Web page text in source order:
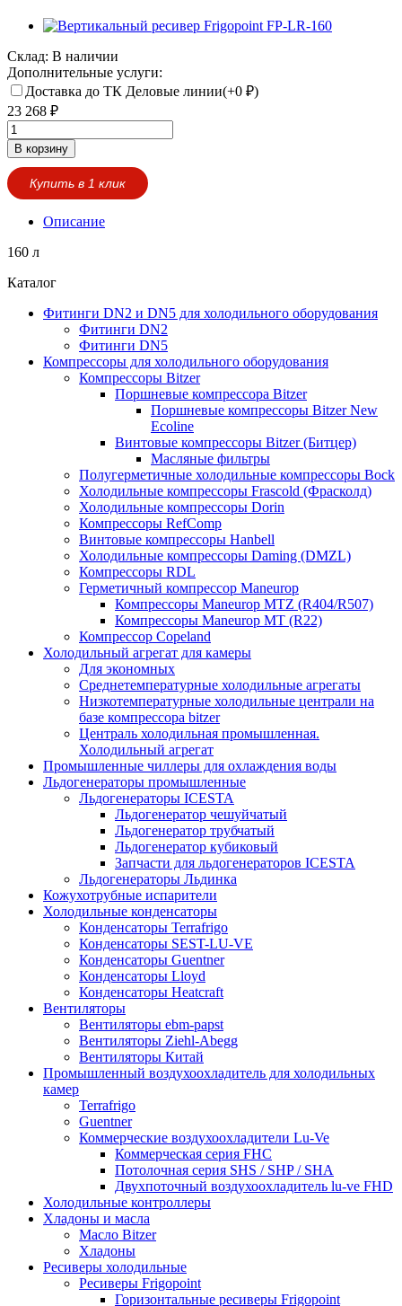
Склад: В наличии
Дополнительные услуги:
Доставка до ТК Деловые линии(+0 ₽)
23 268 ₽
В корзину
Купить в 1 клик
Описание
160 л
Каталог
Фитинги DN2 и DN5 для холодильного оборудования
Фитинги DN2
Фитинги DN5
Компрессоры для холодильного оборудования
Компрессоры Bitzer
Поршневые компрессора Bitzer
Поршневые компрессоры Bitzer New
Ecoline
Винтовые компрессоры Bitzer (Битцер)
Масляные фильтры
Полугерметичные холодильные компрессоры Bock
Холодильные компрессоры Frascold (Фрасколд)
Холодильные компрессоры Dorin
Компрессоры RefComp
Винтовые компрессоры Hanbell
Холодильные компрессоры Daming (DMZL)
Компрессоры RDL
Герметичный компрессор Maneurop
Компрессоры Maneurop MTZ (R404/R507)
Компрессоры Maneurop MT (R22)
Компрессор Copeland
Холодильный агрегат для камеры
Для экономных
Среднетемпературные холодильные агрегаты
Низкотемпературные холодильные централи на
базе компрессора bitzer
Централь холодильная промышленная.
Холодильный агрегат
Промышленные чиллеры для охлаждения воды
Льдогенераторы промышленные
Льдогенераторы ICESTA
Льдогенератор чешуйчатый
Льдогенератор трубчатый
Льдогенератор кубиковый
Запчасти для льдогенераторов ICESTA
Льдогенераторы Льдинка
Кожухотрубные испарители
Холодильные конденсаторы
Конденсаторы Terrafrigo
Конденсаторы SEST-LU-VE
Конденсаторы Guentner
Конденсаторы Lloyd
Конденсаторы Heatcraft
Вентиляторы
Вентиляторы ebm-papst
Вентиляторы Ziehl-Abegg
Вентиляторы Китай
Промышленный воздухоохладитель для холодильных
камер
Terrafrigo
Guentner
Коммерческие воздухоохладители Lu-Ve
Коммерческая серия FHC
Потолочная серия SHS / SHP / SHA
Двухпоточный воздухоохладитель lu-ve FHD
Холодильные контроллеры
Хладоны и масла
Масло Bitzer
Хладоны
Ресиверы холодильные
Ресиверы Frigopoint
Горизонтальные ресиверы Frigopoint